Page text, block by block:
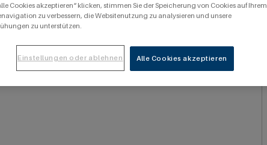
Cookies akzeptieren“ klicken, stimmen Sie der Speicherung von Cookies auf
zu verbessern, die Websitenutzung zu analysieren und unsere
zu unterstützen.
Alle Cookies akzeptieren
Einstellungen oder ablehnen